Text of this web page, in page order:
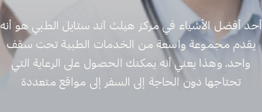
أحد أفضل الأشياء في مركز هيلث آند ستايل الطبي هو أنه
يقدم مجموعة واسعة من الخدمات الطبية تحت سقف
واحد. وهذا يعني أنه يمكنك الحصول على الرعاية التي
تحتاجها دون الحاجة إلى السفر إلى مواقع متعددة